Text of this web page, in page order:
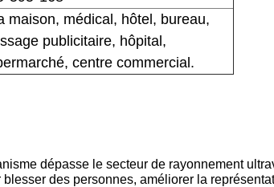
maison, médical, hôtel, bureau,
publicitaire, hôpital,
centre commercial.
dépasse le secteur de rayonnement
des personnes, améliorer la